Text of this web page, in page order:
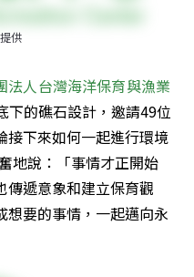
供
法人台灣海洋保育與漁業
下的礁石設計，邀請49位
接下來如何一起進行環境
地說：「事情才正開始
傳遞意象和建立保育觀
想要的事情，一起邁向永